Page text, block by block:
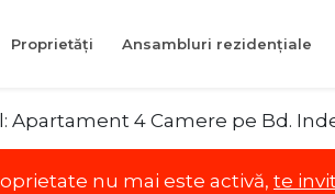
Proprietăți Ansambluri rezidențiale
Apartament 4 Camere pe Bd.
nu mai este activă, te